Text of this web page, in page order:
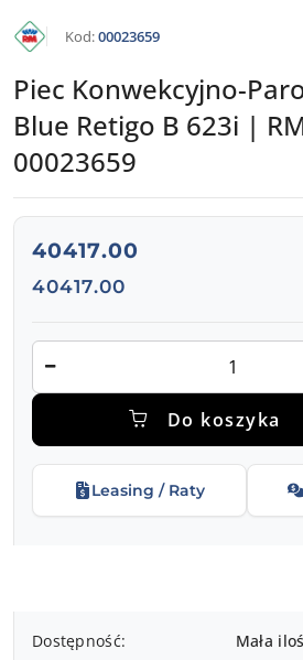
KATALOG
RM
GASTRO
Kod:00023659
Piec Konwekcyjno-
Blue Retigo B 623i |
00023659
cena:
40417.00
Cena:
40417.00
Ilość
Do koszyka
Leasing / Raty
Dostępność
Dostępność:
Mała